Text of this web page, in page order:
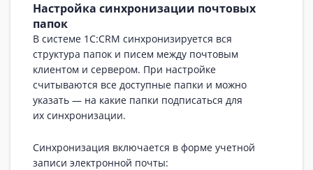
Настройка синхронизации почтовых
папок
В системе 1С:CRM синхронизируется вся
структура папок и писем между почтовым
клиентом и сервером. При настройке
считываются все доступные папки и можно
указать — на какие папки подписаться для
их синхронизации.
Синхронизация включается в форме учетной
записи электронной почты: